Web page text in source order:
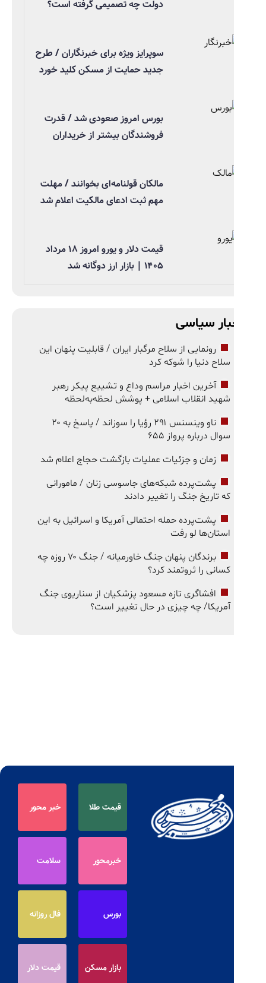
دولت چه تصمیمی گرفته است؟
سوپرایز ویژه برای خبرنگاران / طرح
جدید حمایت از مسکن کلید خورد
بورس امروز صعودی شد / قدرت
فروشندگان بیشتر از خریداران
مالکان قولنامه‌ای بخوانند / مهلت
مهم ثبت ادعای مالکیت اعلام شد
قیمت دلار و یورو امروز ۱۸ مرداد
سیاسی
رونمایی از سلاح مرگبار ایران / قابلیت پنهان این
سلاح دنیا را شوکه کرد
آخرین اخبار مراسم وداع و تشییع پیکر رهبر
شهید انقلاب اسلامی + پوشش لحظه‌به‌لحظه
ناو وینسنس ۲۹۱ رؤیا را سوزاند / پاسخ به ۲۰
سوال درباره پرواز ۶۵۵
زمان و جزئیات عملیات بازگشت حجاج اعلام شد
پشت‌پرده شبکه‌های جاسوسی زنان / مامورانی
که تاریخ جنگ را تغییر دادند
پشت‌پرده حمله احتمالی آمریکا و اسرائیل به این
استان‌ها لو رفت
برندگان پنهان جنگ خاورمیانه / جنگ ۷۰ روزه چه
کسانی را ثروتمند کرد؟
افشاگری تازه مسعود پزشکیان از سناریوی جنگ
آمریکا/ چه چیزی در حال تغییر است؟
خبر محور
بازار مسکن قیمت دلار